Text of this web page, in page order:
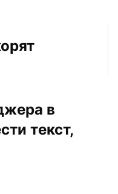
в
текст,